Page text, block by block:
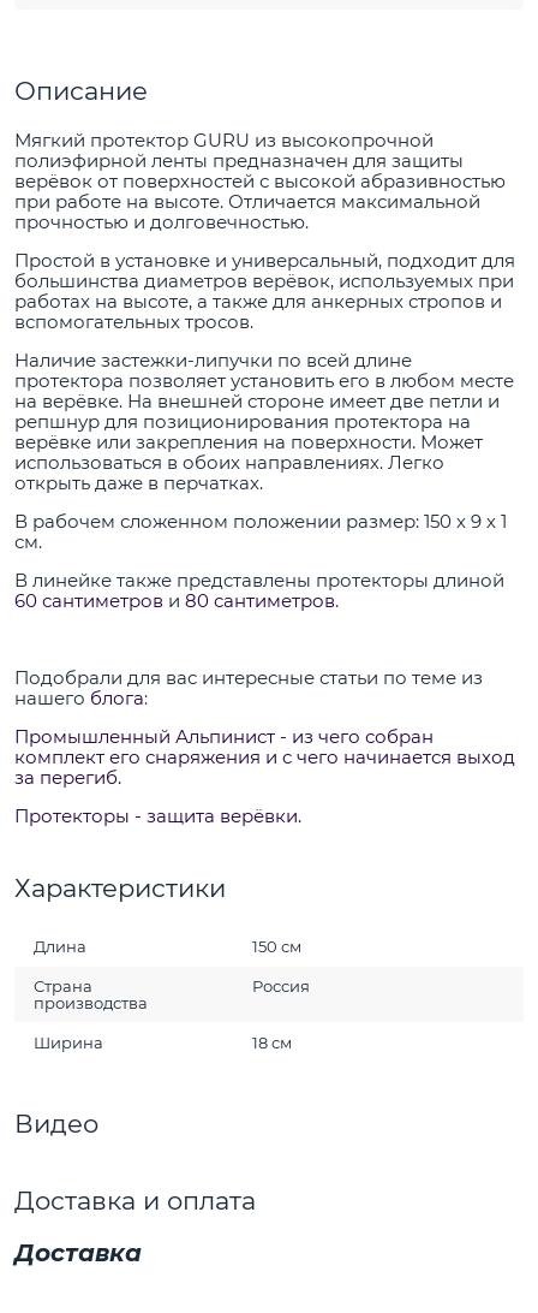
Описание
Мягкий протектор GURU из высокопрочной
полиэфирной ленты предназначен для защиты
верёвок от поверхностей с высокой абразивностью
при работе на высоте. Отличается максимальной
прочностью и долговечностью.
Простой в установке и универсальный, подходит для
большинства диаметров верёвок, используемых при
работах на высоте, а также для анкерных стропов и
вспомогательных тросов.
Наличие застежки-липучки по всей длине
протектора позволяет установить его в любом месте
на верёвке. На внешней стороне имеет две петли и
репшнур для позиционирования протектора на
верёвке или закрепления на поверхности. Может
использоваться в обоих направлениях. Легко
открыть даже в перчатках.
В рабочем сложенном положении размер: 150 х 9 х 1
см.
В линейке также представлены протекторы длиной
60 сантиметров и 80 сантиметров.
Подобрали для вас интересные статьи по теме из
нашего блога:
Промышленный Альпинист - из чего собран
комплект его снаряжения и с чего начинается выход
за перегиб.
Протекторы - защита верёвки.
Характеристики
Длина 150 см
Страна
производства
Россия
Ширина 18 см
Видео
Доставка и оплата
Доставка